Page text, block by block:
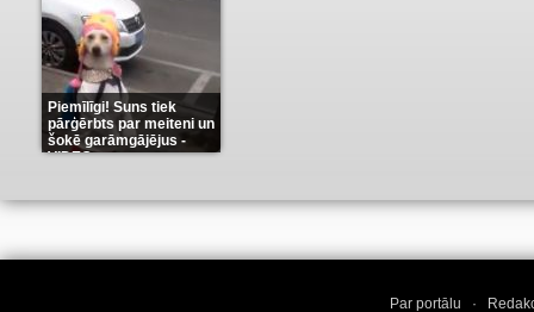
Piemīlīgi! Suns tiek
pārģērbts par meiteni un
šokē garāmgājējus -
VIDEO(8)
Par portālu ·